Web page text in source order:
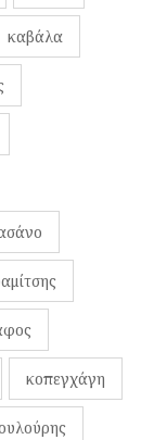
καβάλα
κοπεγχάγη